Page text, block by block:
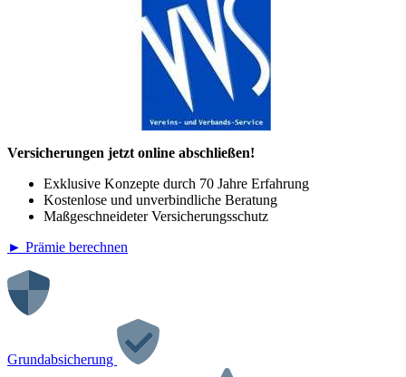
Versicherungen jetzt online abschließen!
Exklusive Konzepte durch 70 Jahre Erfahrung
Kostenlose und unverbindliche Beratung
Maßgeschneideter Versicherungsschutz
► Prämie berechnen
Grundabsicherung